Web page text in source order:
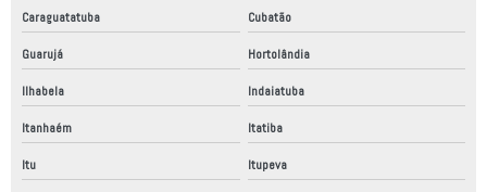
Projeto painel elétrico industrial
Projetos de mecânica industrial
Caraguatatuba Cubatão
Guarujá Hortolândia
Ilhabela Indaiatuba
Itanhaém Itatiba
Itu Itupeva